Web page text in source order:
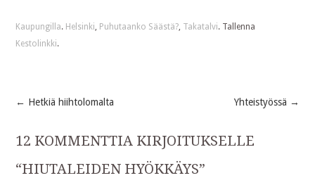
Kaupungilla. Helsinki, Puhutaanko Säästä?, Takatalvi. Tallenna
Kestolinkki.
Post
navigation
← Hetkiä hiihtolomalta Yhteistyössä →
12 KOMMENTTIA KIRJOITUKSELLE
“HIUTALEIDEN HYÖKKÄYS”